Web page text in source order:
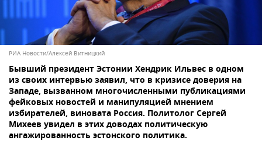
РИА Новости/Алексей Витницкий
Бывший президент Эстонии Хендрик Ильвес в одном
из своих интервью заявил, что в кризисе доверия на
Западе, вызванном многочисленными публикациями
фейковых новостей и манипуляцией мнением
избирателей, виновата Россия. Политолог Сергей
Михеев увидел в этих доводах политическую
ангажированность эстонского политика.